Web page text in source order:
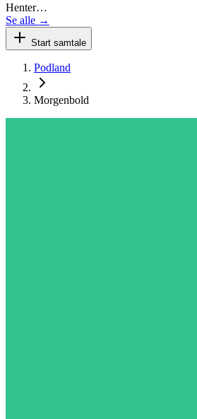
Henter…
Se alle →
Start samtale
Podland
Morgenbold